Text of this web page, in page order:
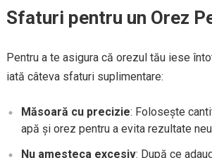
Sfaturi pentru un Orez
Pentru a te asigura că orezul tău iese
iată câteva sfaturi suplimentare:
Măsoară cu precizie: Folosește
apă și orez pentru a evita rezultate
Nu amesteca excesiv: După ce